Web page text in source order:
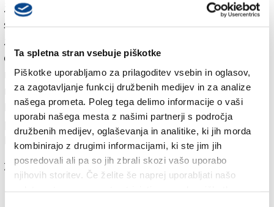
Ta spletna stran vsebuje piškotke
Piškotke uporabljamo za prilagoditev vsebin in oglasov,
za zagotavljanje funkcij družbenih medijev in za analize
našega prometa. Poleg tega delimo informacije o vaši
uporabi našega mesta z našimi partnerji s področja
družbenih medijev, oglaševanja in analitike, ki jih morda
kombinirajo z drugimi informacijami, ki ste jim jih
posredovali ali pa so jih zbrali skozi vašo uporabo
njihovih storitev. Če želite še naprej uporabljati našo
že nekaj časa govori, da bo Dončić po koncu letošnje
sezone v Evropi odšel v najmočnejšo ligo na svetu, gre
za prvo uradno potrditev te namere. Duffy je povedal,
da si želi videti Dončića v Phoenixu pod vodstvom
nekdanjega slovenskega selektorja Igorja Kokoškova,
medtem pa je predsednik franšize Miami Heat Pat
Riley dejal, da bi si želel v prihodnjih sezonah na
parketu na Floridi v svoji ekipi imeti tako Gorana
Dragića kot Luko Dončića.
Za branje in pisanje komentarjevje potrebna prijava